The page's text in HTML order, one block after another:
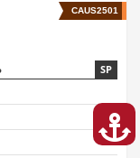
CAUS2501
SP